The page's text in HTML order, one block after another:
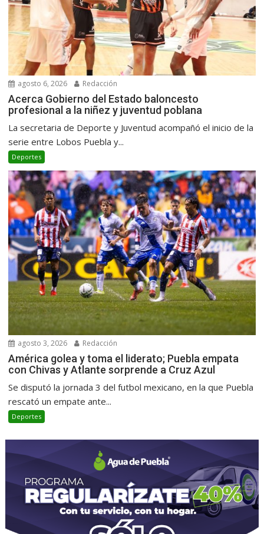
agosto 6, 2026 Redacción
Acerca Gobierno del Estado baloncesto
profesional a la niñez y juventud poblana
La secretaria de Deporte y Juventud acompañó el inicio de la
serie entre Lobos Puebla y...
Deportes
agosto 3, 2026 Redacción
América golea y toma el liderato; Puebla empata
con Chivas y Atlante sorprende a Cruz Azul
Se disputó la jornada 3 del futbol mexicano, en la que Puebla
rescató un empate ante...
Deportes